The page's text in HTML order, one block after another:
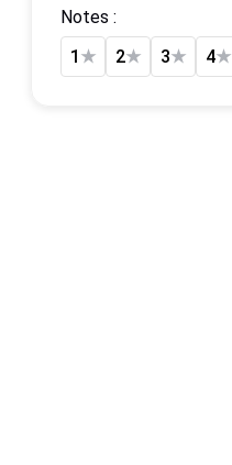
Notes :
1 ★ 2★ 3★ 4★